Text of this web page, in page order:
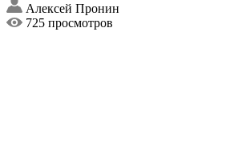
Алексей Пронин
725 просмотров